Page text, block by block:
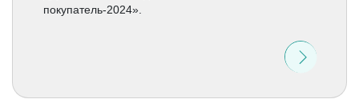
покупатель-2024».